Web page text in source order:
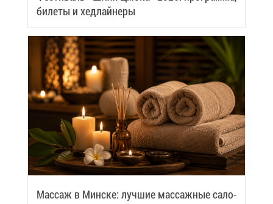
би­ле­ты и хед­лай­не­ры
Мас­саж в Мин­ске: луч­шие мас­саж­ные са­ло­